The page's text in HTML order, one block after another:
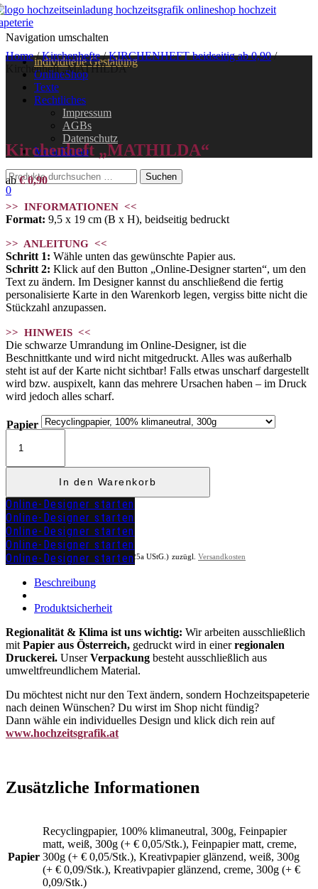
Navigation umschalten
individuelle Gestaltung
OnlineShop
Texte
Rechtliches
Impressum
AGBs
Datenschutz
Mein Konto
0
Home/Kirchenhefte/KIRCHENHEFT beidseitig ab 0,90/
Kirchenheft „MATHILDA“
Kirchenheft „MATHILDA“
ab€0,90
inkl. MwSt. (differenzbesteuert nach §25a UStG.) zuzügl. Versandkosten
>> INFORMATIONEN <<
Format: 9,5 x 19 cm (B x H), beidseitig bedruckt
>> ANLEITUNG <<
Schritt 1: Wähle unten das gewünschte Papier aus.
Schritt 2: Klick auf den Button „Online-Designer starten“, um den
Text zu ändern. Im Designer kannst du anschließend die fertig
personalisierte Karte in den Warenkorb legen, vergiss bitte nicht die
Stückzahl anzupassen.
>> HINWEIS <<
Die schwarze Umrandung im Online-Designer, ist die
Beschnittkante und wird nicht mitgedruckt. Alles was außerhalb
steht ist auf der Karte nicht sichtbar! Falls etwas unscharf dargestellt
wird bzw. auspixelt, kann das mehrere Ursachen haben – im Druck
wird jedoch alles scharf.
Papier
Kirchenheft
"MATHILDA"
In den Warenkorb
Online-Designer starten
Online-Designer starten
Online-Designer starten
Online-Designer starten
Online-Designer starten
Beschreibung
Produktsicherheit
Regionalität & Klima ist uns wichtig: Wir arbeiten ausschließlich
mit Papier aus Österreich, gedruckt wird in einerregionalen
Druckerei. UnserVerpackung besteht ausschließlich aus
umweltfreundlichem Material.
Du möchtest nicht nur den Text ändern, sondern Hochzeitspapeterie
nach deinen Wünschen? Du wirst im Shop nicht fündig?
Dann wähle ein individuelles Design und klick dich rein auf
www.hochzeitsgrafik.at
Zusätzliche Informationen
Papier
Recyclingpapier, 100% klimaneutral, 300g, Feinpapier
matt, weiß, 300g (+ € 0,05/Stk.), Feinpapier matt, creme,
300g (+ € 0,05/Stk.), Kreativpapier glänzend, weiß, 300g
(+ € 0,09/Stk.), Kreativpapier glänzend, creme, 300g (+ €
0,09/Stk.)